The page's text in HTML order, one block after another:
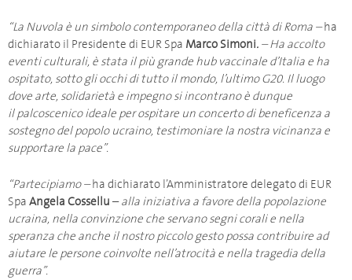
“La Nuvola è un simbolo contemporaneo della città di Roma –ha
dichiarato il Presidente di EUR Spa Marco Simoni. – Ha accolto
eventi culturali, è stata il più grande hub vaccinale d’Italia e ha
ospitato, sotto gli occhi di tutto il mondo, l’ultimo G20. Il luogo
dove arte, solidarietà e impegno si incontrano è dunque
il palcoscenico ideale per ospitare un concerto di beneficenza a
sostegno del popolo ucraino, testimoniare la nostra vicinanza e
supportare la pace”.
“Partecipiamo –ha dichiarato l’Amministratore delegato di EUR
Spa Angela Cossellu –alla iniziativa a favore della popolazione
ucraina, nella convinzione che servano segni corali e nella
speranza che anche il nostro piccolo gesto possa contribuire ad
aiutare le persone coinvolte nell’atrocità e nella tragedia della
guerra”.